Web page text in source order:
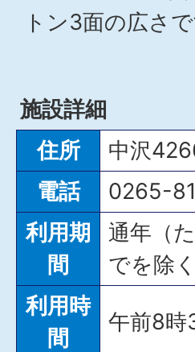
トン3面の広さで
施設詳細
住所
中沢
電話
0265-
利用期
間
通年（
でを除く
利用時
間
午前8時